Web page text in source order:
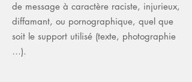
de message à caractère raciste, injurieux,
diffamant, ou pornographique, quel que
soit le support utilisé (texte, photographie
…).